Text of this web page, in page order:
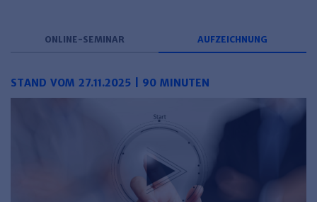
ONLINE-SEMINAR AUFZEICHNUNG
STAND VOM 27.11.2025 | 90 MINUTEN